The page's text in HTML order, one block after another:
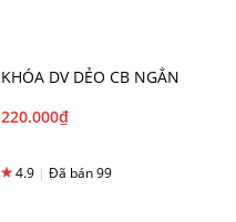
KHÓA DV DẺO CB NGẮN
220.000₫
4.9 | Đã bán 99